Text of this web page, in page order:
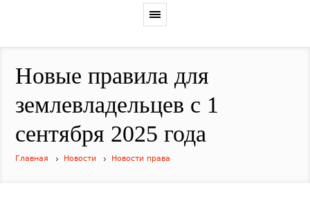
​Новые правила для
землевладельцев с 1
сентября 2025 года
Главная Новости Новости права